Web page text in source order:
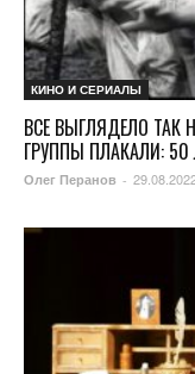
КИНО И СЕРИАЛЫ
ВСЕ ВЫГЛЯДЕЛО ТАК
ГРУППЫ ПЛАКАЛИ: 50
Олег Перанов -